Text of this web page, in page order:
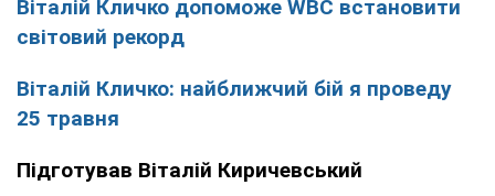
Віталій Кличко допоможе WBC встановити
світовий рекорд
Віталій Кличко: найближчий бій я проведу
25 травня
Підготував Віталій Киричевський